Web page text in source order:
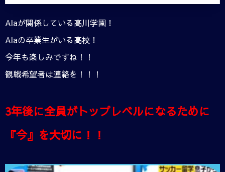
Alaが関係している高川学園！
Alaの卒業生がいる高校！
今年も楽しみですね！！
観戦希望者は連絡を！！！
3年後に全員がトップレベルになるために
『今』を大切に！！